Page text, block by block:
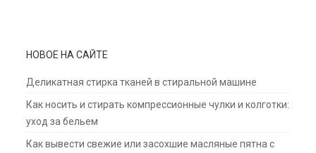
НОВОЕ НА САЙТЕ
Деликатная стирка тканей в стиральной машине
Как носить и стирать компрессионные чулки и колготки:
уход за бельем
Как вывести свежие или засохшие масляные пятна с